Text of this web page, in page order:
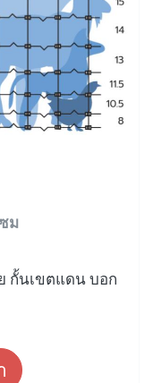
ม
กั้นเขตแดน บอก